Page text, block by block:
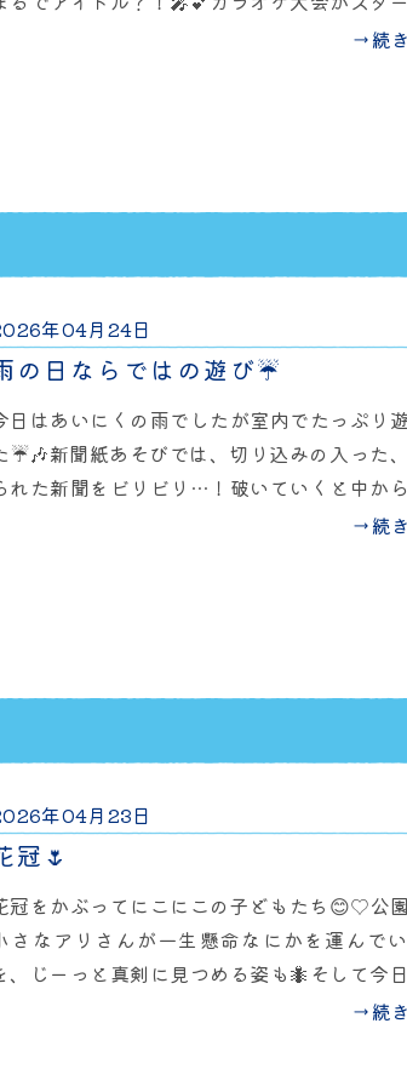
と、ピアノの伴奏に合わせて歌ったり踊った
加して、子
→続
年04月24日
の日ならではの遊び☔
日はあいにくの雨でしたが室内でたっぷり
☔️🎶新聞紙あそびでは、切り込みの入った
れた新聞をビリビリ…！破いていくと中か
パンマンや海の生き物、動物、果物、はた
みんなでリレーも
→続
年04月23日
冠🌷
冠をかぶってにこにこの子どもたち😊♡公園
さなアリさんが一生懸命なにかを運んで
、じーっと真剣に見つめる姿も🐜そして今
葉のクローバーも見つけました🍀子どもたち
→続